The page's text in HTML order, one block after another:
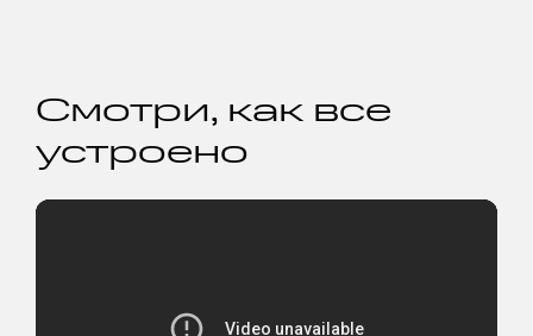
Смотри, как все
устроено